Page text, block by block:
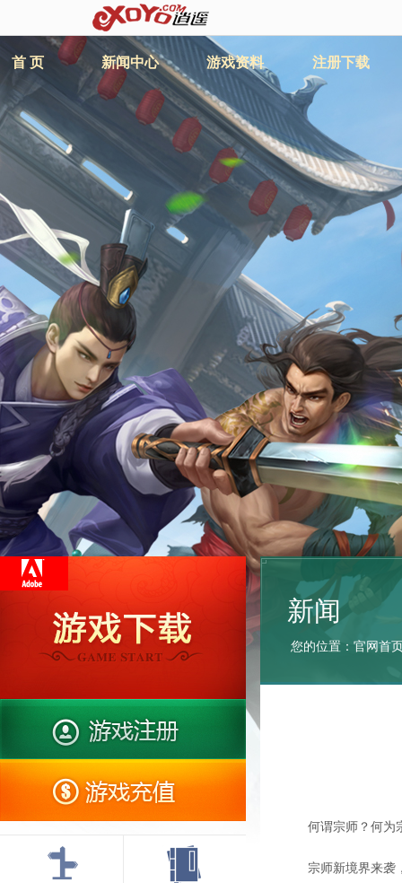
首 页 新闻中心 游戏资料 注册下载
新闻
您的位置： 官网首
何谓宗师？何为
宗师新境界来袭